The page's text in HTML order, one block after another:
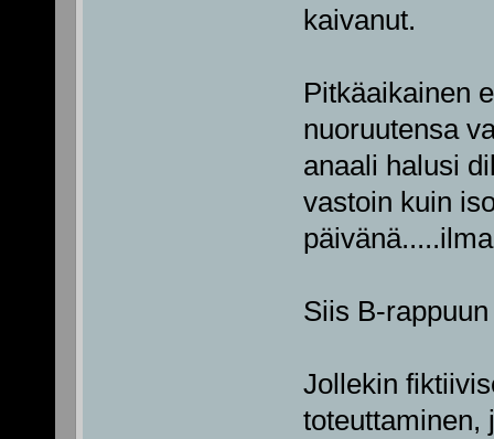
kaivanut.
Pitkäaikainen
nuoruutensa
anaali halusi
vastoin kuin
Siis B-rappuun
Jollekin
toteuttaminen,